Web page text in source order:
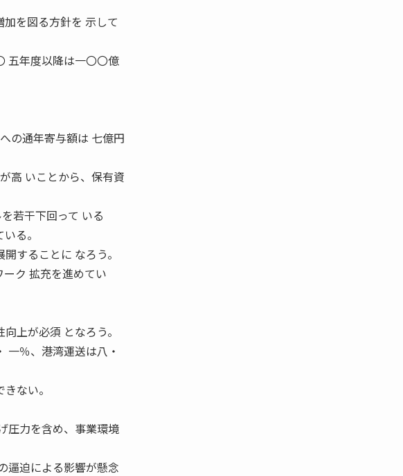
を図る方針を 示して
五年度以降は一〇〇億
の通年寄与額は 七億円
高 いことから、保有資
若干下回って いる
る。
することに なろう。
ク 拡充を進めてい
上が必須 となろう。
一％、港湾運送は八・
ない。
圧力を含め、事業環境
逼迫による影響が懸念